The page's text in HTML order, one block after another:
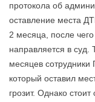
протокола об
оставление места
2 месяца, после
направляется в суд.
месяцев сотрудники
который оставил
грозит. Однако